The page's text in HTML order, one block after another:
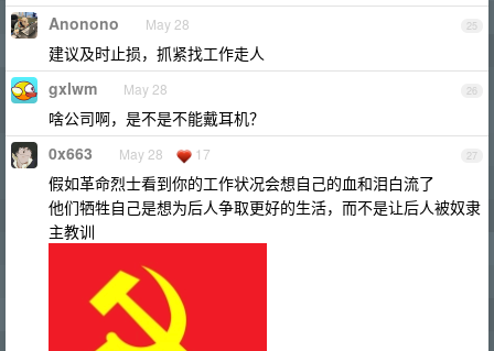
25
Anonono May 28
建议及时止损，抓紧找工作走人
26
gxlwm May 28
啥公司啊，是不是不能戴耳机？
27
0x663 May 28 17
假如革命烈士看到你的工作状况会想自己的血和泪白流了
他们牺牲自己是想为后人争取更好的生活，而不是让后人被奴隶
主教训